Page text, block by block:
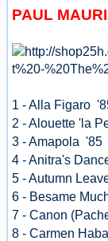
PAUL
1 - Alla Figaro
2 - Alouette 'la
3 - Amapola '85
4 - Anitra's
5 - Autumn
6 - Besame
7 - Canon
8 - Carmen